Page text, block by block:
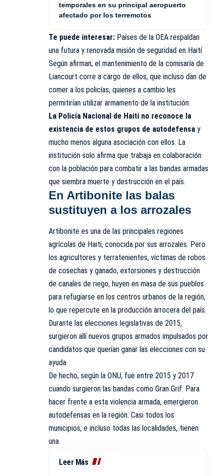
temporales en su principal aeropuerto
afectado por los terremotos
Te puede interesar: Países de la OEA respaldan
una futura y renovada misión de seguridad en Haití
Según afirman, el mantenimiento de la comisaría de
Liancourt corre a cargo de ellos, que incluso dan de
comer a los policías, quienes a cambio les
permitirían utilizar armamento de la institución.
La Policía Nacional de Haití no reconoce la
existencia de estos grupos de autodefensa y
mucho menos alguna asociación con ellos. La
institución solo afirma que trabaja en colaboración
con la población para combatir a las bandas armadas
que siembra muerte y destrucción en el país.
En Artibonite las balas
sustituyen a los arrozales
Artibonite es una de las principales regiones
agrícolas de Haití, conocida por sus arrozales. Pero
los agricultores y terratenientes, víctimas de robos
de cosechas y ganado, extorsiones y destrucción
de canales de riego, huyen en masa de sus pueblos
para refugiarse en los centros urbanos de la región,
lo que repercute en la producción arrocera del país.
Durante las elecciones legislativas de 2015,
surgieron allí nuevos grupos armados impulsados por
candidatos que querían ganar las elecciones con su
ayuda.
De hecho, según la ONU, fue entre 2015 y 2017
cuando surgieron las bandas como Gran Grif. Para
hacer frente a esta violencia armada, emergieron
autodefensas en la región. Casi todos los
municipios, e incluso todas las localidades, tienen
una.
Leer Más